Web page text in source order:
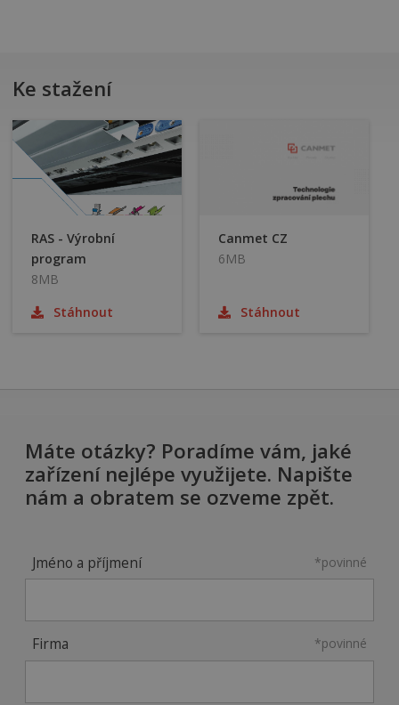
Ke stažení
RAS - Výrobní
program
8MB
Stáhnout
Canmet CZ
6MB
Stáhnout
Máte otázky? Poradíme vám, jaké
zařízení nejlépe využijete. Napište
nám a obratem se ozveme zpět.
Jméno a příjmení *povinné
Firma *povinné